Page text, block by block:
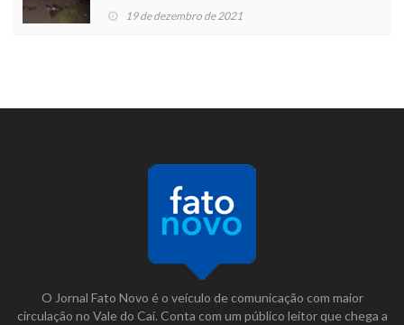
19 de dezembro de 2021
O Jornal Fato Novo é o veículo de comunicação com maior
circulação no Vale do Caí. Conta com um público leitor que chega a